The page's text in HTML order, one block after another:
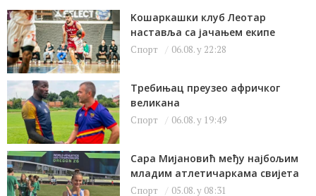
Kошаркашки клуб Леотар
наставља са јачањем екипе
Спорт 06.08. у 22:28
Требињац преузео афричког
великана
Спорт 06.08. у 19:49
Сара Мијановић међу најбољим
младим атлетичаркама свијета
Спорт 05.08. у 08:31